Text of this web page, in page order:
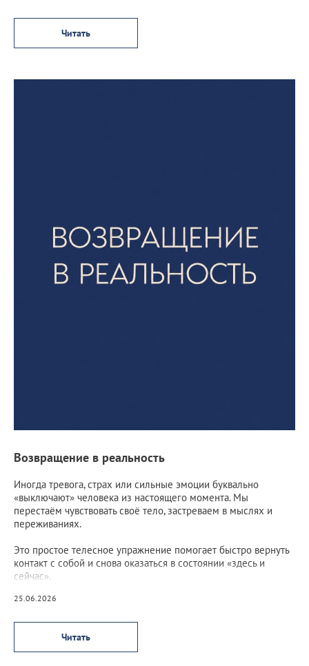
Читать
Возвращение в реальность
Иногда тревога, страх или сильные эмоции буквально
«выключают» человека из настоящего момента. Мы
перестаём чувствовать своё тело, застреваем в мыслях и
переживаниях.
Это простое телесное упражнение помогает быстро вернуть
контакт с собой и снова оказаться в состоянии «здесь и
сейчас».
25.06.2026
Читать